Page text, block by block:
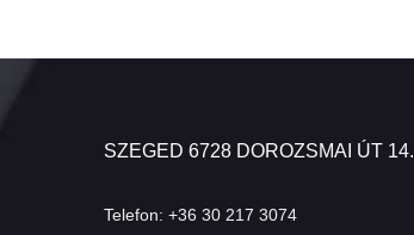
SZEGED 6728 DOROZSMAI ÚT 14.
Telefon: +36 30 217 3074